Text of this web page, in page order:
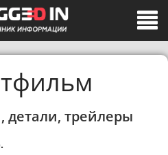
детали, трейлеры